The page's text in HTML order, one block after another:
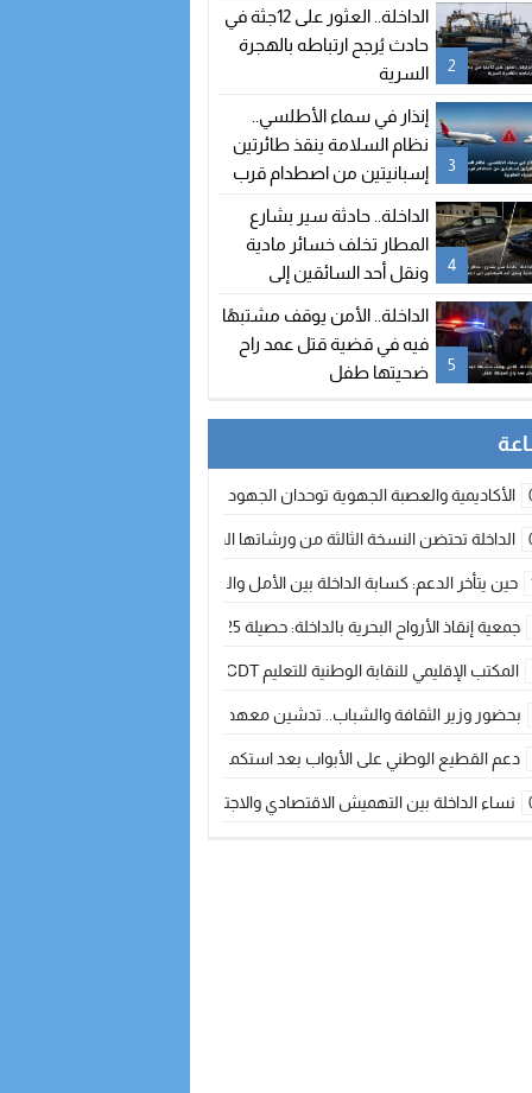
2
الداخلة.. العثور على 12جثة في
حادث يُرجح ارتباطه بالهجرة
السرية
3
إنذار في سماء الأطلسي..
نظام السلامة ينقذ طائرتين
إسبانيتين من اصطدام قرب
4
الداخلة.. حادثة سير بشارع
المطار تخلف خسائر مادية
ونقل أحد السائقين إلى
5
الداخلة.. الأمن يوقف مشتبهًا
فيه في قضية قتل عمد راح
ضحيتها طفل
الأكاديمية والعصبة الجهوية توحدان الجهود لتطوير الممارسة الكروية بجهة
الداخلة تحتضن النسخة الثالثة من ورشاتها الدولية: تكوين متخصص في التراث
حين يتأخر الدعم: كسابة الداخلة بين الأمل والقلق ؟
جمعية إنقاذ الأرواح البحرية بالداخلة: حصيلة 2025 بين مهام الإنقاذ ومشروع “دار البحار”
المكتب الإقليمي للنقابة الوطنية للتعليم CDT يجتمع مع المدير الإقليمي لمناقشة ملفات جوهرية لنساء ورجال التعليم
بحضور وزير الثقافة والشباب.. تدشين معهد الموسيقى والفنون الكوريغرافية بالداخلة
دعم القطيع الوطني على الأبواب بعد استكمال الترقيم… الفلاحة المغربية
نساء الداخلة بين التهميش الاقتصادي والاجتماعي… في المؤسسات الإنتاجية